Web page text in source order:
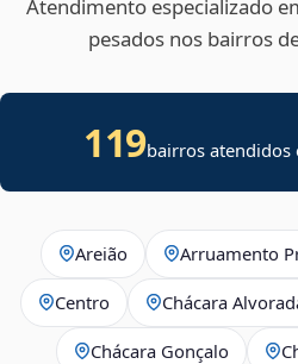
Atendimento especializado
pesados nos bairros
119bairros atendidos
Areião Arruamento
Centro Chácara
Chácara Gonçalo